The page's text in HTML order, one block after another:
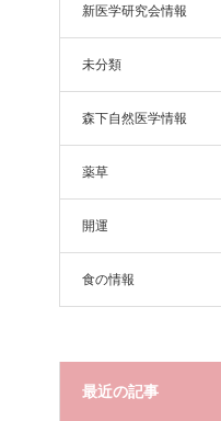
新医学研究会情報
未分類
森下自然医学情報
薬草
開運
食の情報
最近の記事